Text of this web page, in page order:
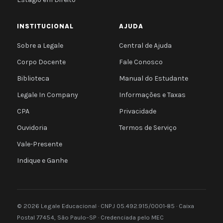
INSTITUCIONAL
Sobre a Legale
Corpo Docente
Biblioteca
Legale In Company
CPA
Ouvidoria
Vale-Presente
Indique e Ganhe
AJUDA
Central de Ajuda
Fale Conosco
Manual do Estudante
Informações e Taxas
Privacidade
Termos de Serviço
© 2026 Legale Educacional · CNPJ 05.492.915/0001-85 · Caixa
Postal 77454, São Paulo–SP · Credenciada pelo MEC